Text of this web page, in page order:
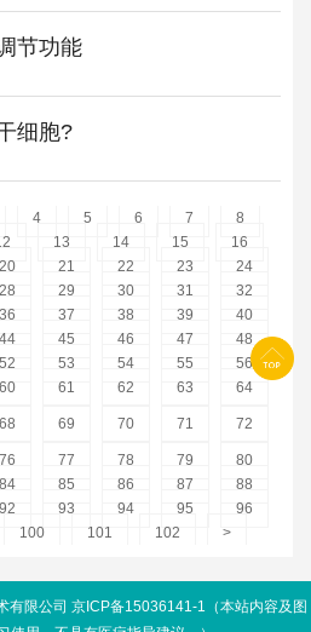
节功能
细胞?
4 5 6 7
8
13 14 15
16
20 21 22 23
24
28 29 30 31
32
36 37 38 39
40
44 45 46 47
48
52 53 54 55
56
60 61 62 63 64
68 69 70 71 72
76 77 78 79
80
84 85 86 87
88
92 93 94 95
96
100 101 102 >
有限公司 京ICP备15036141-1（本站内容及图